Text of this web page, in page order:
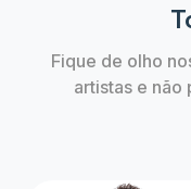
Fique de olho
artistas e não